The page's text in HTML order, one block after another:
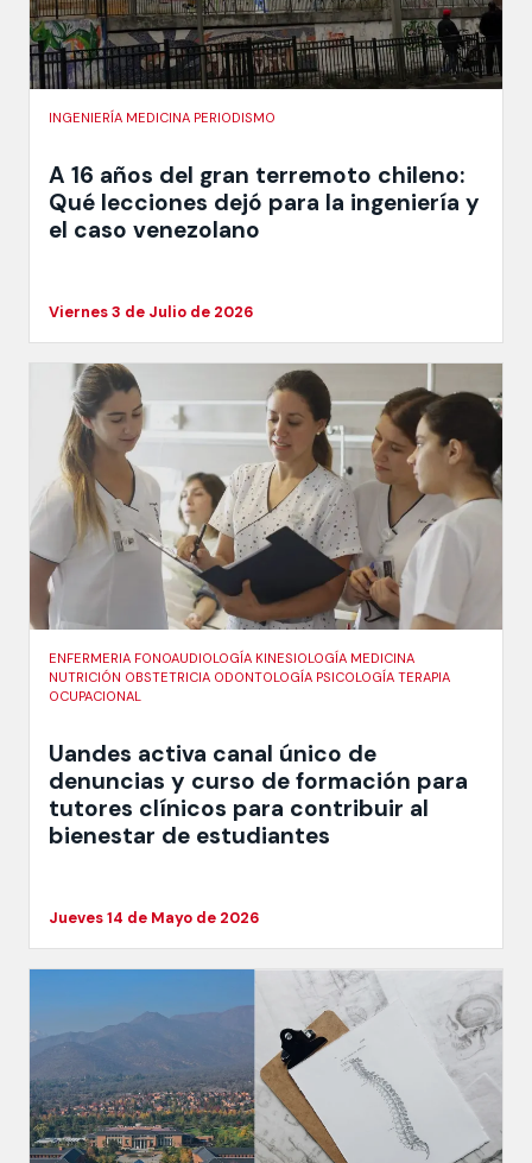
INGENIERÍA MEDICINA PERIODISMO
A 16 años del gran terremoto chileno:
Qué lecciones dejó para la ingeniería y
el caso venezolano
Viernes 3 de Julio de 2026
ENFERMERIA FONOAUDIOLOGÍA KINESIOLOGÍA MEDICINA
NUTRICIÓN OBSTETRICIA ODONTOLOGÍA PSICOLOGÍA TERAPIA
OCUPACIONAL
Uandes activa canal único de
denuncias y curso de formación para
tutores clínicos para contribuir al
bienestar de estudiantes
Jueves 14 de Mayo de 2026